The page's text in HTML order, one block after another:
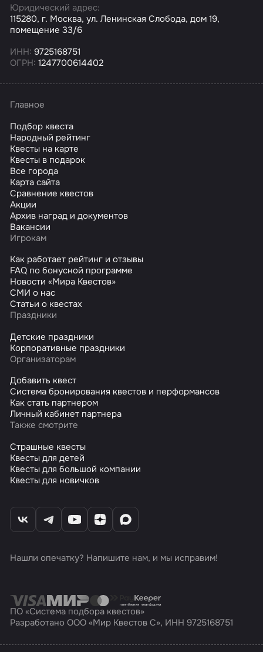
Юридический адрес:
115280, г. Москва, ул. Ленинская Слобода, дом 19,
помещение 33/6
ИНН: 9725168751
ОГРН: 1247700614402
Главное
Подбор квеста
Народный рейтинг
Квесты на карте
Квесты в подарок
Все города
Карта сайта
Сравнение квестов
Акции
Архив наград и документов
Вакансии
Игрокам
Как работает рейтинг и отзывы
FAQ по бонусной программе
Новости «Мира Квестов»
СМИ о нас
Статьи о квестах
Праздники
Детские праздники
Корпоративные праздники
Организаторам
Добавить квест
Система бронирования квестов и перформансов
Как стать партнером
Личный кабинет партнера
Также смотрите
Страшные квесты
Квесты для детей
Квесты для большой компании
Квесты для новичков
Нашли опечатку? Напишите нам, и мы исправим!
ПО «Система подбора квестов»
Разработано ООО «Мир Квестов С», ИНН 9725168751